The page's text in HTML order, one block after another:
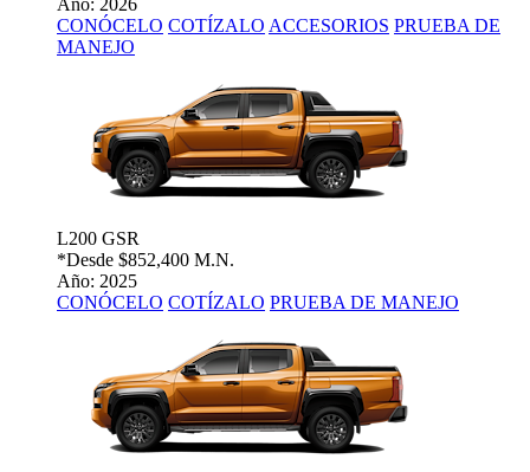
Año: 2026
CONÓCELO COTÍZALO ACCESORIOS PRUEBA DE
MANEJO
L200 GSR
*Desde $852,400 M.N.
Año: 2025
CONÓCELO COTÍZALO PRUEBA DE MANEJO